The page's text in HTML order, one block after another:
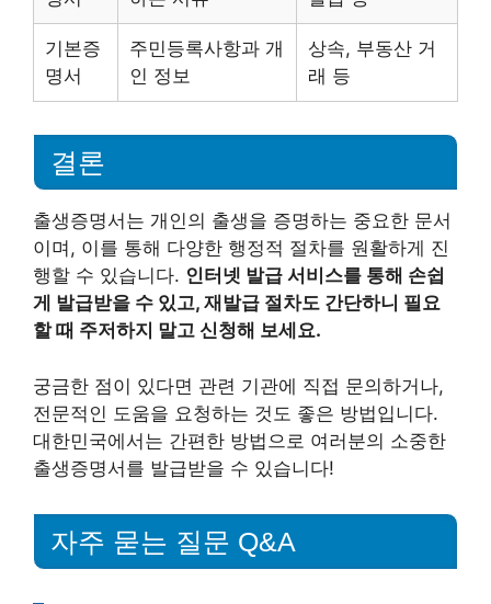
기본증
명서
주민등록사항과 개
인 정보
상속, 부동산 거
래 등
결론
출생증명서는 개인의 출생을 증명하는 중요한 문서
이며, 이를 통해 다양한 행정적 절차를 원활하게 진
행할 수 있습니다. 인터넷 발급 서비스를 통해 손쉽
게 발급받을 수 있고, 재발급 절차도 간단하니 필요
할 때 주저하지 말고 신청해 보세요.
궁금한 점이 있다면 관련 기관에 직접 문의하거나,
전문적인 도움을 요청하는 것도 좋은 방법입니다.
대한민국에서는 간편한 방법으로 여러분의 소중한
출생증명서를 발급받을 수 있습니다!
자주 묻는 질문 Q&A